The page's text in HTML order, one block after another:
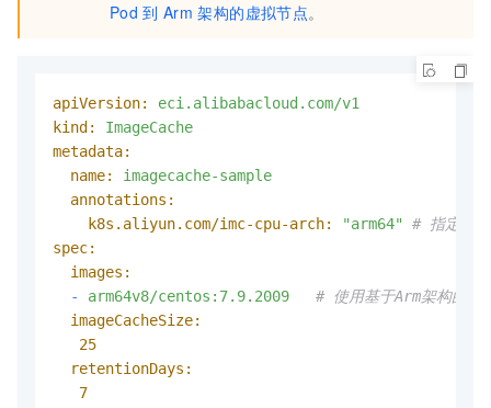
Pod 到 Arm 架构的虚拟节点。
apiVersion:
eci.alibabacloud.com/v1
kind:
ImageCache
metadata:
name:
imagecache-sample
annotations:
k8s.aliyun.com/imc-cpu-arch:
"arm64"
# 指定CPU
spec:
images:
-
arm64v8/centos:7.9.2009
# 使用基于Arm架构的容
imageCacheSize:
25
retentionDays:
7